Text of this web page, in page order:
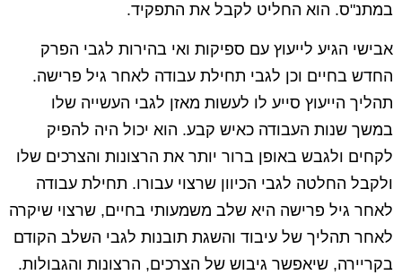
במתנ"ס. הוא החליט לקבל את התפקיד.
אבישי הגיע לייעוץ עם ספיקות ואי בהירות לגבי הפרק
החדש בחיים וכן לגבי תחילת עבודה לאחר גיל פרישה.
תהליך הייעוץ סייע לו לעשות מאזן לגבי העשייה שלו
במשך שנות העבודה כאיש קבע. הוא יכול היה להפיק
לקחים ולגבש באופן ברור יותר את הרצונות והצרכים שלו
ולקבל החלטה לגבי הכיוון שרצוי עבורו. תחילת עבודה
לאחר גיל פרישה היא שלב משמעותי בחיים, שרצוי שיקרה
לאחר תהליך של עיבוד והשגת תובנות לגבי השלב הקודם
בקריירה, שיאפשר גיבוש של הצרכים, הרצונות והגבולות.